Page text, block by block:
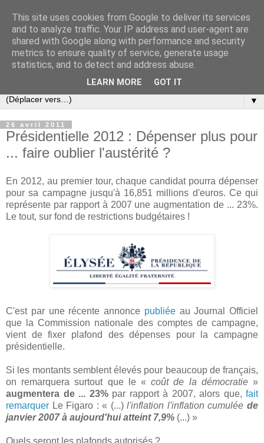
Slovar les Nouvelles
Blog citoyen d'informations, de décryptages et de
commentaires depuis 2005
▼
26 avril 2011
Présidentielle 2012 : Dépenser plus pour
... faire oublier l'austérité ?
En 2012, au premier tour, chaque candidat pourra dépenser
pour sa campagne jusqu'à 16,851 millions d'euros. Ce qui
représente par rapport à 2007 une augmentation de ... 23%.
Le tout, sur fond de restrictions budgétaires !
C'est par une récente annonce publiéeau Journal Officiel
que la Commission nationale des comptes de campagne,
vient de fixer plafond des dépenses pour la campagne
présidentielle.
Si les montants semblent élevés pour beaucoup de français,
on remarquera surtout que le « coût de la démocratie »
augmentera de ... 23%par rapport à 2007, alors que, fait
remarquer Le Figaro : « (...)l'inflation l'inflation cumuléede
janvier 2007 à aujourd'hui atteint 7,9% (...) »
Quels seront les plafonds autorisés ?
This site uses cookies from Google to deliver its services
and to analyze traffic. Your IP address and user-agent are
shared with Google along with performance and security
metrics to ensure quality of service, generate usage
statistics, and to detect and address abuse.
LEARN MORE GOT IT